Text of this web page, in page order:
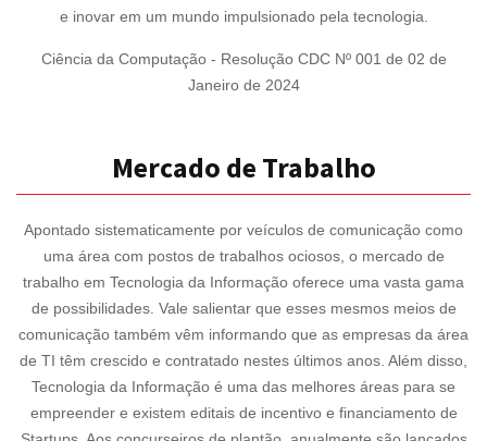
e inovar em um mundo impulsionado pela tecnologia.
Ciência da Computação - Resolução CDC Nº 001 de 02 de
Janeiro de 2024
Mercado de Trabalho
Apontado sistematicamente por veículos de comunicação como
uma área com postos de trabalhos ociosos, o mercado de
trabalho em Tecnologia da Informação oferece uma vasta gama
de possibilidades. Vale salientar que esses mesmos meios de
comunicação também vêm informando que as empresas da área
de TI têm crescido e contratado nestes últimos anos. Além disso,
Tecnologia da Informação é uma das melhores áreas para se
empreender e existem editais de incentivo e financiamento de